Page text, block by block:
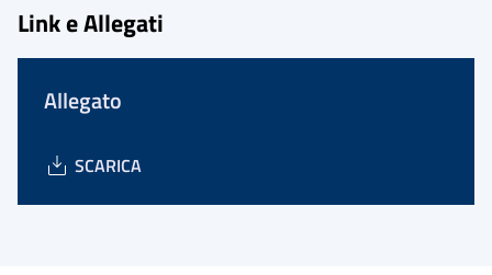
Link e Allegati
Allegato
SCARICA